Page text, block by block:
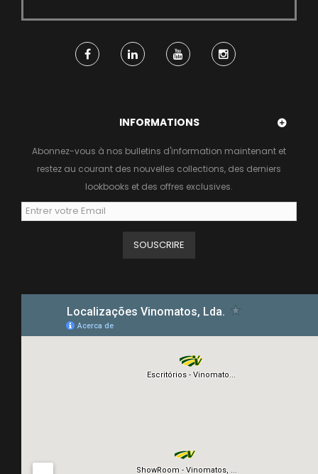
INFORMATIONS
Abonnez-vous à nos bulletins d'information maintenant et
restez au courant des nouvelles collections, des derniers
lookbooks et des offres exclusives.
SOUSCRIRE